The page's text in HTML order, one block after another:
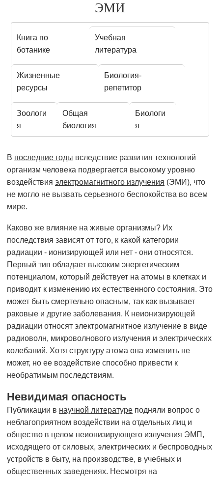
ЭМИ
Книга по
ботанике
Учебная
литература
Жизненные
ресурсы
Биология-
репетитор
Зоологи
я
Общая
биология
Биологи
я
В последние годы вследствие развития технологий
организм человека подвергается высокому уровню
воздействия электромагнитного излучения (ЭМИ), что
не могло не вызвать серьезного беспокойства во всем
мире.
Каково же влияние на живые организмы? Их
последствия зависят от того, к какой категории
радиации - ионизирующей или нет - они относятся.
Первый тип обладает высоким энергетическим
потенциалом, который действует на атомы в клетках и
приводит к изменению их естественного состояния. Это
может быть смертельно опасным, так как вызывает
раковые и другие заболевания. К неионизирующей
радиации относят электромагнитное излучение в виде
радиоволн, микроволнового излучения и электрических
колебаний. Хотя структуру атома она изменить не
может, но ее воздействие способно привести к
необратимым последствиям.
Невидимая опасность
Публикации в научной литературе подняли вопрос о
неблагоприятном воздействии на отдельных лиц и
общество в целом неионизирующего излучения ЭМП,
исходящего от силовых, электрических и беспроводных
устройств в быту, на производстве, в учебных и
общественных заведениях. Несмотря на